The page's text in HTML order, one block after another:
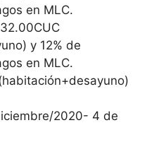
en MLC.
y 12% de
en MLC.
2020- 4 de